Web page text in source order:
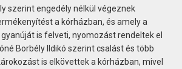
szerint engedély nélkül végeznek
a kórházban, és amely a
is felveti, nyomozást rendeltek el
Borbély Ildikó szerint csalást és több
is elkövettek a kórházban, mivel